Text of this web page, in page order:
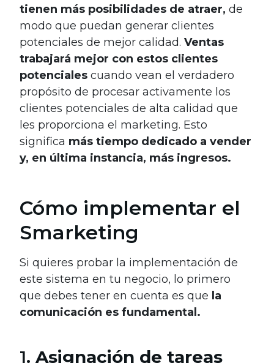
tienen más posibilidades de atraer, de
modo que puedan generar clientes
potenciales de mejor calidad. Ventas
trabajará mejor con estos clientes
potenciales cuando vean el verdadero
propósito de procesar activamente los
clientes potenciales de alta calidad que
les proporciona el marketing. Esto
significa más tiempo dedicado a vender
y, en última instancia, más ingresos.
Cómo implementar el
Smarketing
Si quieres probar la implementación de
este sistema en tu negocio, lo primero
que debes tener en cuenta es que la
comunicación es fundamental.
1. Asignación de tareas